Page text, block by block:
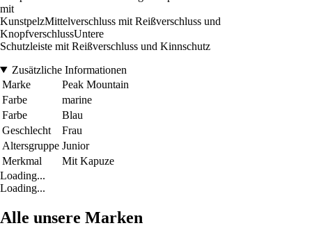
mit
KunstpelzMittelverschluss mit Reißverschluss und
KnopfverschlussUntere
Schutzleiste mit Reißverschluss und Kinnschutz
Zusätzliche Informationen
Marke
Peak Mountain
Farbe
marine
Farbe
Blau
Geschlecht
Frau
Altersgruppe Junior
Merkmal
Mit Kapuze
Loading...
Loading...
Alle unsere Marken